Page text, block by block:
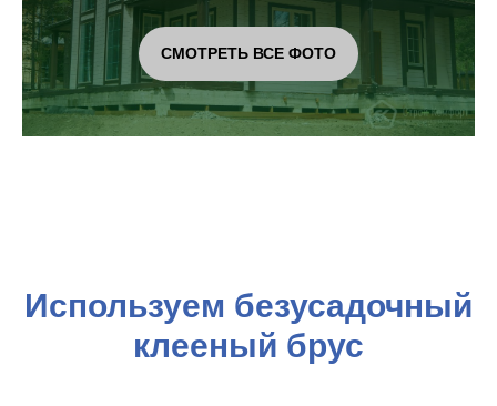
СМОТРЕТЬ ВСЕ ФОТО
Используем безусадочный
клееный брус